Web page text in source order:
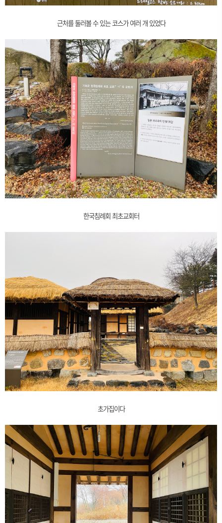
근처를 둘러볼 수 있는 코스가 여러 개 있었다
한국침례회 최초교회터
초가집이다